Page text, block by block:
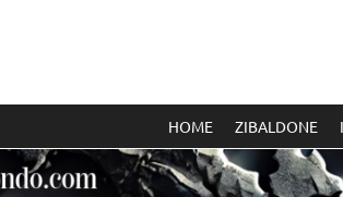
HOME ZIBALDONE